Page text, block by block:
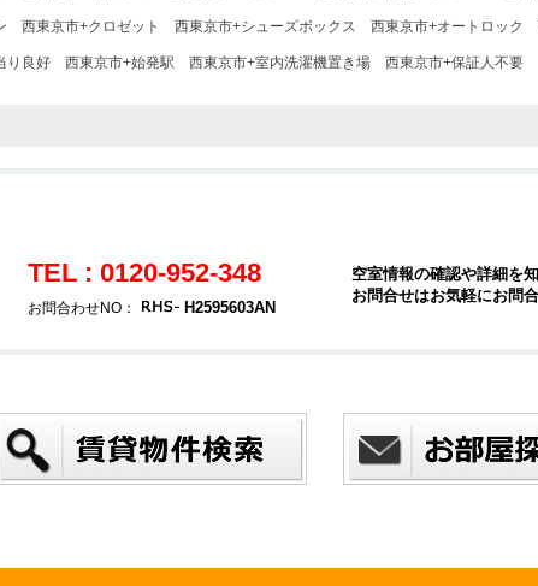
西東京市+クロゼット 西東京市+シューズボックス 西東京市+オートロック
り良好 西東京市+始発駅 西東京市+室内洗濯機置き場 西東京市+保証人不要
TEL : 0120-952-348
お問合わせNO： H2595603AN
空室情報の確認や詳細を
お問合せはお気軽にお問